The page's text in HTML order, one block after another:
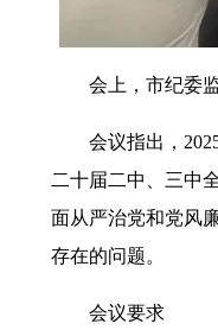
会上，市纪委监
会议指出，2025
二十届二中、三中
面从严治党和党风
存在的问题。
会议要求